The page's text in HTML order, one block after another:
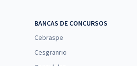
BANCAS DE CONCURSOS
Cebraspe
Cesgranrio